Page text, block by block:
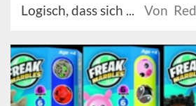
Logisch, dass sich ...
Von